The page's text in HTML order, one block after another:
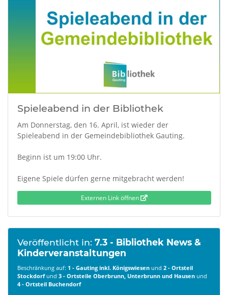
Spieleabend in der Bibliothek
Am Donnerstag, den 16. April, ist wieder der
Spieleabend in der Gemeindebibliothek Gauting.
Beginn ist um 19:00 Uhr.
Eigene Spiele dürfen gerne mitgebracht werden!
Externen Link öffnen
Veröffentlicht in: 7.3 - Bibliothek News &
Kinderveranstaltungen
Beschränkung auf: 1 - Gauting inkl. Königswiesen und 2 - Ortsteil
Stockdorf und 3 - Ortsteile Oberbrunn, Unterbrunn und Hausen und
4 - Ortsteil Buchendorf